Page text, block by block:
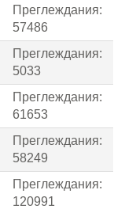
Преглеждания:
57486
Преглеждания:
5033
Преглеждания:
61653
Преглеждания:
58249
Преглеждания:
120991